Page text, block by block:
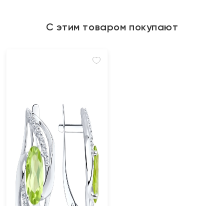
С этим товаром покупают